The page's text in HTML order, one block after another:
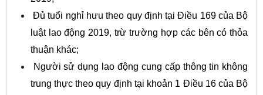
Đủ tuổi nghỉ hưu theo quy định tại Điều 169 của Bộ
luật lao động 2019, trừ trường hợp các bên có thỏa
thuận khác;
Người sử dụng lao động cung cấp thông tin không
trung thực theo quy định tại khoản 1 Điều 16 của Bộ